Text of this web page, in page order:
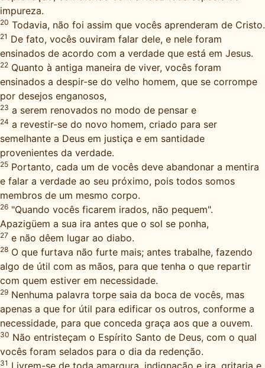
impureza.
20 Todavia, não foi assim que vocês aprenderam de Cristo.
21 De fato, vocês ouviram falar dele, e nele foram
ensinados de acordo com a verdade que está em Jesus.
22 Quanto à antiga maneira de viver, vocês foram
ensinados a despir-se do velho homem, que se corrompe
por desejos enganosos,
23 a serem renovados no modo de pensar e
24 a revestir-se do novo homem, criado para ser
semelhante a Deus em justiça e em santidade
provenientes da verdade.
25 Portanto, cada um de vocês deve abandonar a mentira
e falar a verdade ao seu próximo, pois todos somos
membros de um mesmo corpo.
26 "Quando vocês ficarem irados, não pequem".
Apazigüem a sua ira antes que o sol se ponha,
27 e não dêem lugar ao diabo.
28 O que furtava não furte mais; antes trabalhe, fazendo
algo de útil com as mãos, para que tenha o que repartir
com quem estiver em necessidade.
29 Nenhuma palavra torpe saia da boca de vocês, mas
apenas a que for útil para edificar os outros, conforme a
necessidade, para que conceda graça aos que a ouvem.
30 Não entristeçam o Espírito Santo de Deus, com o qual
vocês foram selados para o dia da redenção.
31 Livrem-se de toda amargura, indignação e ira, gritaria e